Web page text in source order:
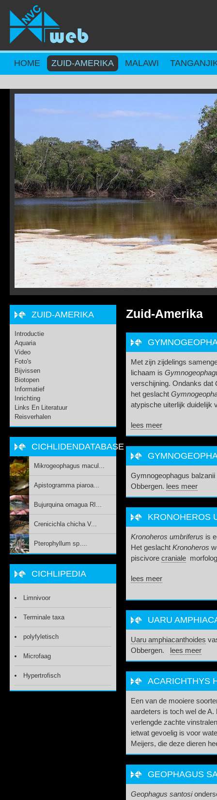
Overslaan en naar de inhoud gaan
HOME ZUID-AMERIKA MALAWI
Zuid-Amerika
Met zijn zijdelings
lichaam is
verschijning. Ondanks dat
het geslacht
atypische uiterlijk duidelijk
lees meer
Gymnogeophagus
Obbergen. lees meer
KRONOHEROS
Kronoheros umbriferus is
Het geslacht Kronoheros
piscivore craniale
lees meer
UARU
Uaru amphiacanthoides
Obbergen.
lees meer
ACARICHTHYS
Een van de mooiere
aardeters is toch wel de
verlengde zachte
ietwat gevoelig is voor
Meijers, die deze dieren
GEOPHAGUS
Geophagus santosi
ZUID-AMERIKA
Introductie
Aquaria
Video
Foto's
Bijvissen
Biotopen
Informatief
Inrichting
Links En Literatuur
Reisverhalen
CICHLIDENDATABASE
Mikrogeophagus macul...
Apistogramma piaroa...
Bujurquina omagua RI...
Crenicichla chicha V...
Pterophyllum sp....
CICHLIPEDIA
Limnivoor
Terminale taxa
polyfyletisch
Microfaag
Hypertrofisch